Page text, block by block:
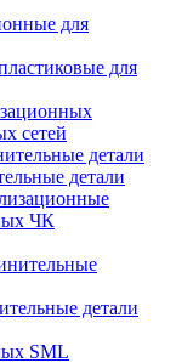
для
для
сетей
детали
ЧК
детали
SML